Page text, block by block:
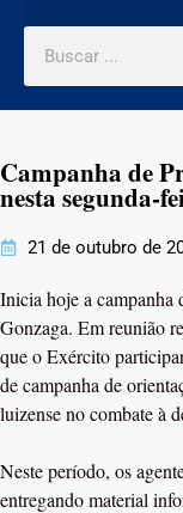
Campanha de
nesta segunda-
21 de outubro de
Inicia hoje a campanha
Gonzaga. Em reunião
que o Exército
de campanha de
luizense no combate à
Neste período, os
entregando material